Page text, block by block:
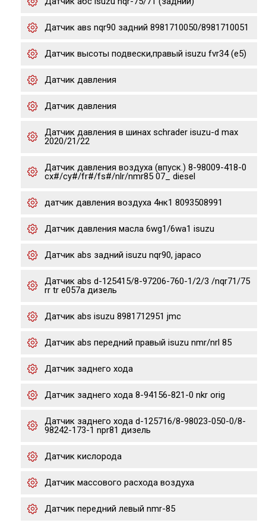
Датчик авs nqr90 задний 8981710050/8981710051
Датчик высоты подвески,правый isuzu fvr34 (e5)
Датчик давления
Датчик давления
Датчик давления в шинах schrader isuzu-d max
2020/21/22
Датчик давления воздуха (впуск.) 8-98009-418-0
cx#/cy#/fr#/fs#/nlr/nmr85 07_ diesel
датчик давления воздуха 4нк1 8093508991
Датчик давления масла 6wg1/6wa1 isuzu
Датчик abs задний isuzu nqr90, japaco
Датчик abs d-125415/8-97206-760-1/2/3 /nqr71/75
rr tr e057a дизель
Датчик abs isuzu 8981712951 jmc
Датчик abs передний правый isuzu nmr/nrl 85
Датчик заднего хода
Датчик заднего хода 8-94156-821-0 nkr orig
Датчик заднего хода d-125716/8-98023-050-0/8-
98242-173-1 npr81 дизель
Датчик кислорода
Датчик массового расхода воздуха
Датчик передний левый nmr-85